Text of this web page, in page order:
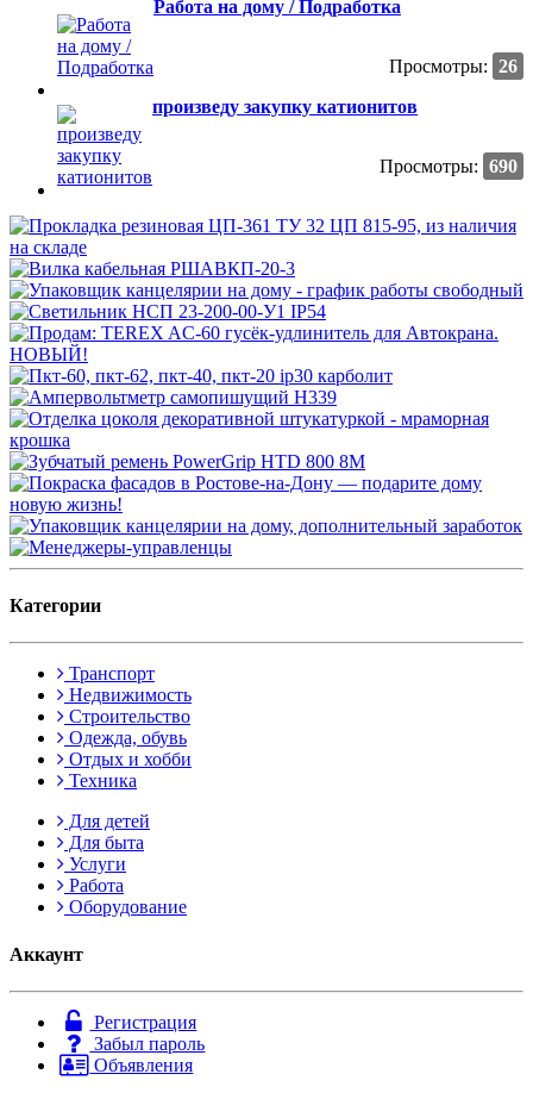
Работа на дому / Подработка
Просмотры: 26
произведу закупку катионитов
Просмотры: 690
Категории
Транспорт
Недвижимость
Строительство
Одежда, обувь
Отдых и хобби
Техника
Для детей
Для быта
Услуги
Работа
Оборудование
Аккаунт
Регистрация
Забыл пароль
Объявления